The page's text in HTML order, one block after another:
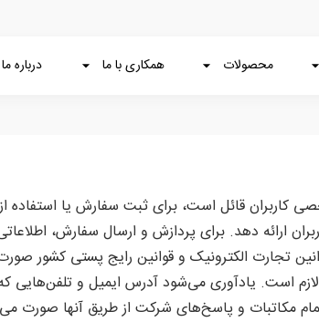
محصولات همکاری با ما درباره ما
کاربران قائل است، برای ثبت سفارش یا استفاده
ارائه دهد. برای پردازش و ارسال سفارش،
تجارت الکترونیک و قوانین رایج پستی کشور
لازم است. یادآوری می‌شود آدرس ایمیل و
مکاتبات و پاسخ‌های شرکت از طریق آنها صورت